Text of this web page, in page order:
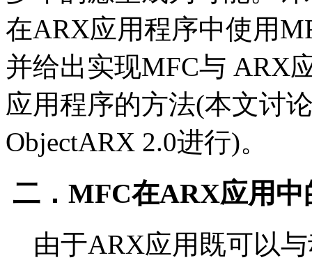
在ARX应用程序中使用
并给出实现MFC与 ARX
应用程序的方法(本文讨
ObjectARX 2.0进行)。
二．MFC在ARX应用中
由于ARX应用既可以与